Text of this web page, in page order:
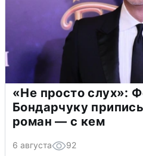
«Не просто слух»:
Бондарчуку
роман — с кем
6 августа 92